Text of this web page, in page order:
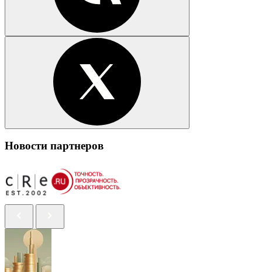
Новости партнеров